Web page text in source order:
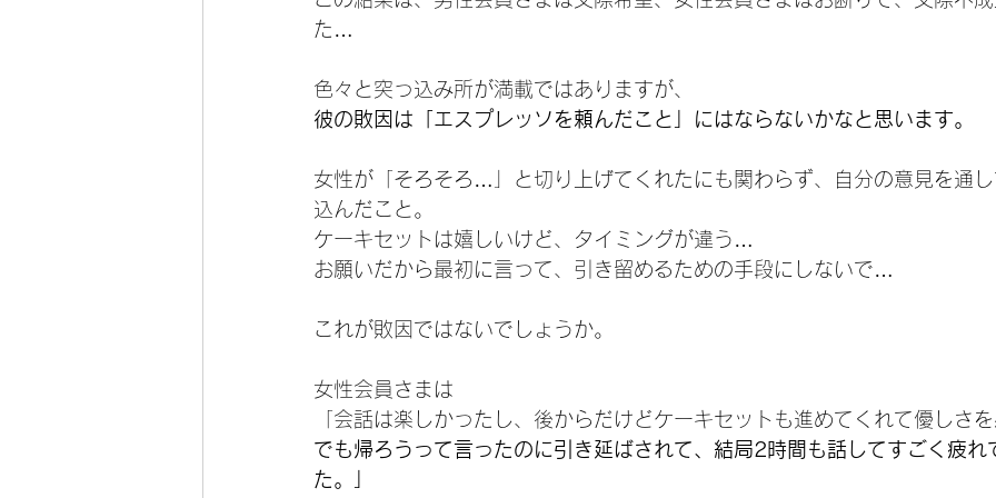
た…
色々と突っ込み所が満載ではありますが、
彼の敗因は「エスプレッソを頼んだこと」にはならないかなと思います。
女性が「そろそろ…」と切り上げてくれたにも関わらず、自分の意見を通
込んだこと。
ケーキセットは嬉しいけど、タイミングが違う…
お願いだから最初に言って、引き留めるための手段にしないで…
これが敗因ではないでしょうか。
女性会員さまは
「会話は楽しかったし、後からだけどケーキセットも進めてくれて優しさ
でも帰ろうって言ったのに引き延ばされて、結局2時間も話してすごく疲れ
た。」